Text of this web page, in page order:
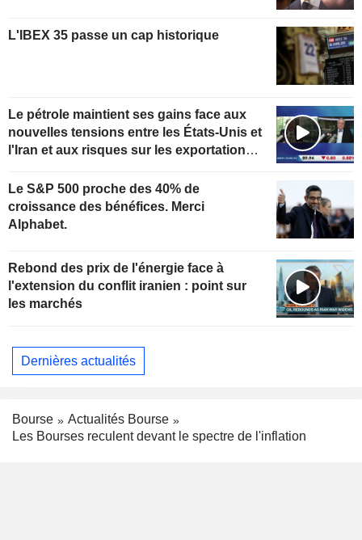
L'IBEX 35 passe un cap historique
Le pétrole maintient ses gains face aux
nouvelles tensions entre les États-Unis et
l'Iran et aux risques sur les exportations
Le S&P 500 proche des 40% de
croissance des bénéfices. Merci
Alphabet.
Rebond des prix de l'énergie face à
l'extension du conflit iranien : point sur
les marchés
Dernières actualités
Bourse
Actualités Bourse
Les Bourses reculent devant le spectre de l'inflation